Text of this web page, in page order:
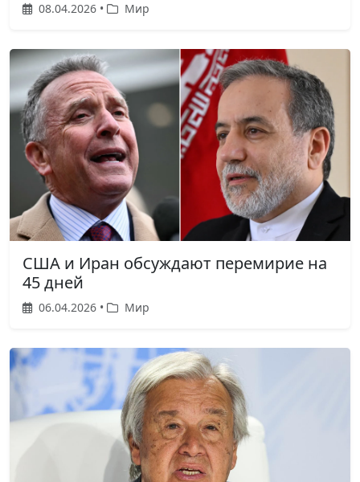
08.04.2026 • Мир
США и Иран обсуждают перемирие на
45 дней
06.04.2026 • Мир